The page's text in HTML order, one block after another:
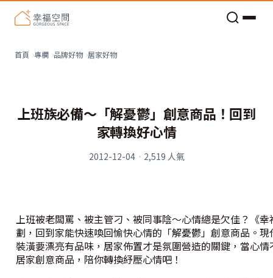
首頁 專欄 品牌好物 居家好物
上班族必備～「解憂鬱」創意商品！回到
家轉換好心情
2012-12-04· 2,519 人氣
上班被老闆罵、被主管刁、被同事陰～心情總是欠佳？《
劃，回到家能快速喚回愉快心情的「解憂鬱」創意商品。
裝潢要漂亮有品味，居家佈置才是氛圍營造的關鍵，當心
居家創意商品，陪你轉換紓壓心情吧！